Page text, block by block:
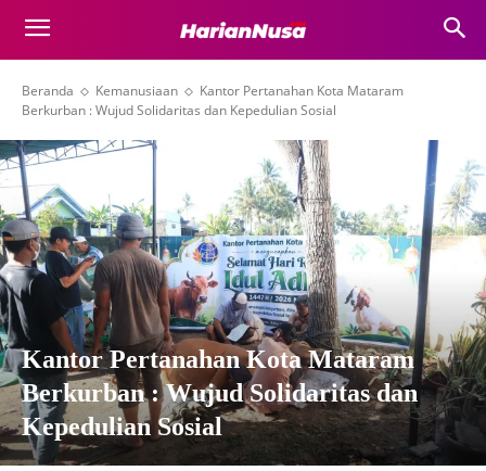
Beranda Kemanusiaan
Kantor Pertanahan Kota Mataram
Berkurban : Wujud Solidaritas dan Kepedulian Sosial
Kantor Pertanahan Kota Mataram
Berkurban : Wujud Solidaritas dan
Kepedulian Sosial